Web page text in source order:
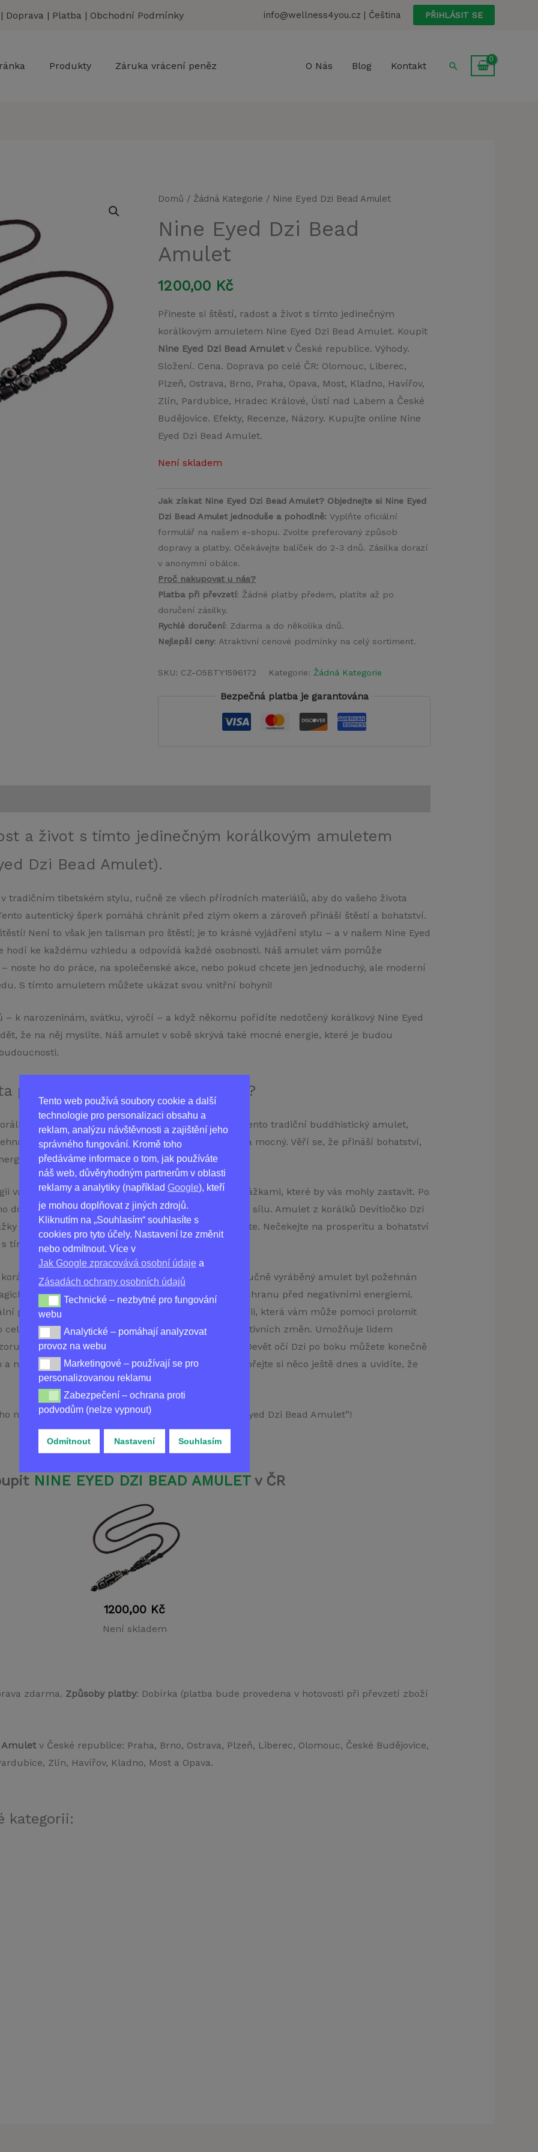
Tento web používá soubory cookie a další
technologie pro personalizaci obsahu a
reklam, analýzu návštěvnosti a zajištění jeho
správného fungování. Kromě toho
předáváme informace o tom, jak používáte
náš web, důvěryhodným partnerům v oblasti
reklamy a analytiky (například Google), kteří
je mohou doplňovat z jiných zdrojů.
Kliknutím na „Souhlasím“ souhlasíte s
cookies pro tyto účely. Nastavení lze změnit
nebo odmítnout. Více v
Jak Google zpracovává osobní údaje a
Zásadách ochrany osobních údajů
Technické – nezbytné pro fungování webu
Technické – nezbytné pro fungování
webu
Analytické – pomáhají analyzovat provoz na webu
Analytické – pomáhají analyzovat
provoz na webu
Marketingové – používají se pro personalizovanou reklamu
Marketingové – používají se pro
personalizovanou reklamu
Zabezpečení – ochrana proti podvodům (nelze vypnout)
Zabezpečení – ochrana proti
podvodům (nelze vypnout)
Odmítnout Nastavení Souhlasím
| Doprava | Platba | Obchodní Podmínky info@wellness4you.cz | Čeština PŘIHLÁSIT SE
Produkty Záruka vrácení peněz O Nás Blog Kontakt Hledat
Domů / Žádná Kategorie / Nine Eyed Dzi Bead Amulet
Nine Eyed Dzi Bead
Amulet
1200,00 Kč
Přineste si štěstí, radost a život s tímto jedinečným
korálkovým amuletem Nine Eyed Dzi Bead Amulet. Koupit
Nine Eyed Dzi Bead Amuletv České republice. Výhody.
Složení. Cena. Doprava po celé ČR: Olomouc, Liberec,
Plzeň, Ostrava, Brno, Praha, Opava, Most, Kladno, Havířov,
Zlín, Pardubice, Hradec Králové, Ústí nad Labem a České
Budějovice. Efekty, Recenze, Názory. Kupujte online Nine
Eyed Dzi Bead Amulet.
Není skladem
Jak získat Nine Eyed Dzi Bead Amulet? Objednejte si Nine Eyed
Dzi Bead Amulet jednoduše a pohodlně: Vyplňte oficiální
formulář na našem e-shopu. Zvolte preferovaný způsob
dopravy a platby. Očekávejte balíček do 2-3 dnů. Zásilka dorazí
v anonymní obálce.
Proč nakupovat u nás?
Platba při převzetí: Žádné platby předem, platíte až po
doručení zásilky.
Rychlé doručení: Zdarma a do několika dnů.
Nejlepší ceny: Atraktivní cenové podmínky na celý sortiment.
SKU: CZ-O5BTY1596172 Kategorie: Žádná Kategorie
Bezpečná platba je garantována
a život s tímto jedinečným korálkovým amuletem
Dzi Bead Amulet).
tradičním tibetském stylu, ručně ze všech přírodních materiálů, aby do vašeho života
autentický šperk pomáhá chránit před zlým okem a zároveň přináší štěstí a bohatství.
Není to však jen talisman pro štěstí; je to krásné vyjádření stylu – a v našem Nine Eyed
hodí ke každému vzhledu a odpovídá každé osobnosti. Náš amulet vám pomůže
noste ho do práce, na společenské akce, nebo pokud chcete jen jednoduchý, ale moderní
S tímto amuletem můžete ukázat svou vnitřní bohyni!
– k narozeninám, svátku, výročí – a když někomu pořídíte nedotčený korálkový Nine Eyed
že na něj myslíte. Náš amulet v sobě skrývá také mocné energie, které je budou
přitáhnout prosperitu a úspěch?
Nine Eyed Dzi Bead Amulet z naší kolekce! Tento tradiční buddhistický amulet,
opatem tibetského kláštera, takže je posvátný a mocný. Věří se, že přináší bohatství,
a úspěch ve všech oblastech vašeho života.
vašich snů a zároveň poskytuje ochranu před překážkami, které by vás mohly zastavit. Po
dosahovali svých cílů, když využívali jeho magickou sílu. Amulet z korálků Devítiočko Dzi
nestály v cestě na štědré cestě za tím, co si přejete. Nečekejte na prosperitu a bohatství
tímto úžasným amuletem!
amuletem z naší kolekce. Tento krásný ručně vyráběný amulet byl požehnán
moc, která může přinést bohatství, štěstí a ochranu před negativními energiemi.
péčí a důrazem na detail. Vyzařuje pozitivní energii, která vám může pomoci prolomit
celém světě se již po staletí používá k vytváření pozitivních změn. Umožňuje lidem
lehkostí. S tímto korálkovým amuletem Devět očí Dzi po boku můžete konečně
naplnit svůj životní cíl! Nepropásněte tuto šanci – přejte si něco ještě dnes a uvidíte, že
něco výjimečného s korálkovým amuletem “Nine Eyed Dzi Bead Amulet”!
NINE EYED DZI BEAD AMULETv ČR
1200,00 Kč
Není skladem
zdarma. Způsoby platby: Dobírka (platba bude provedena v hotovosti při převzetí zboží
Amuletv České republice: Praha, Brno, Ostrava, Plzeň, Liberec, Olomouc, České Budějovice,
Zlín, Havířov, Kladno, Most a Opava.
kategorii: